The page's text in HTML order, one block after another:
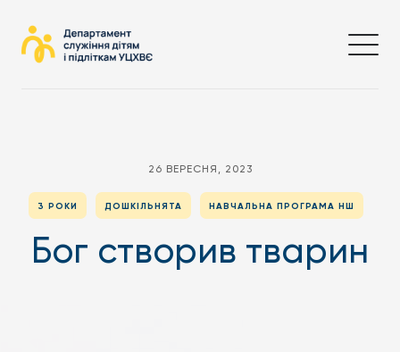
26 ВЕРЕСНЯ, 2023
3 РОКИ ДОШКІЛЬНЯТА НАВЧАЛЬНА ПРОГРАМА НШ
Бог створив тварин